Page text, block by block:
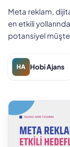
Meta reklam,
en etkili
potansiyel
HA Hobi Ajans